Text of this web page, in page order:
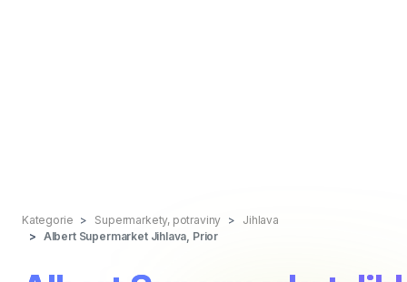
Kategorie Supermarkety, potraviny
Jihlava
Albert Supermarket Jihlava, Prior